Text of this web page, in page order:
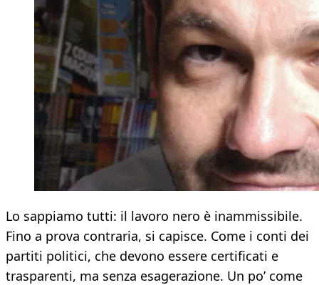
Lo sappiamo tutti: il lavoro nero è inammissibile.
Fino a prova contraria, si capisce. Come i conti dei
partiti politici, che devono essere certificati e
trasparenti, ma senza esagerazione. Un po’ come